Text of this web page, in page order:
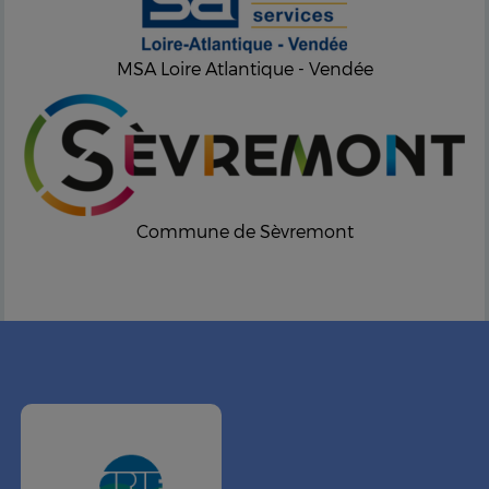
MSA Loire Atlantique - Vendée
Commune de Sèvremont